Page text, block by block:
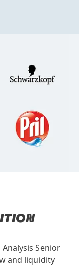
Senior
and liquidity